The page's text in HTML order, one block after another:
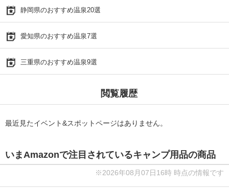
静岡県のおすすめ温泉20選
愛知県のおすすめ温泉7選
三重県のおすすめ温泉9選
閲覧履歴
最近見たイベント&スポットページはありません。
いまAmazonで注目されているキャンプ用品の商品
※2026年08月07日16時 時点の情報です